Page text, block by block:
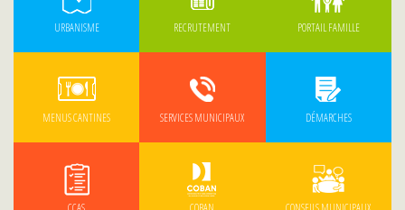
URBANISME RECRUTEMENT PORTAIL FAMILLE
MENUS CANTINES SERVICES MUNICIPAUX DÉMARCHES